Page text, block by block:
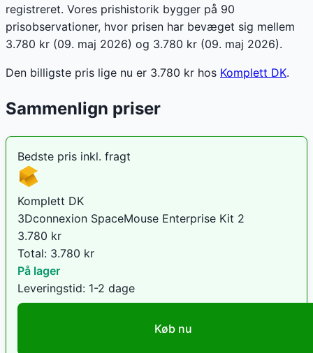
registreret. Vores prishistorik bygger på 90
prisobservationer, hvor prisen har bevæget sig mellem
3.780 kr (09. maj 2026) og 3.780 kr (09. maj 2026).
Den billigste pris lige nu er 3.780 kr hos Komplett DK.
Sammenlign priser
Bedste pris inkl. fragt
Komplett DK
3Dconnexion SpaceMouse Enterprise Kit 2
3.780 kr
Total: 3.780 kr
På lager
Leveringstid: 1-2 dage
Køb nu